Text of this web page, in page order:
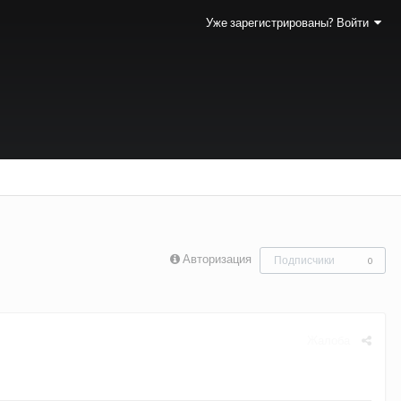
Уже зарегистрированы? Войти
Авторизация Подписчики 0